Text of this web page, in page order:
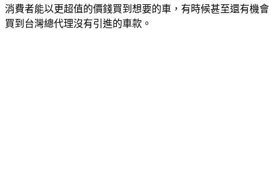
消費者能以更超值的價錢買到想要的車，有時候甚至還有機會
買到台灣總代理沒有引進的車款。